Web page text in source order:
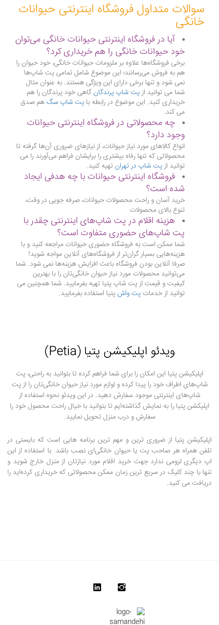
سوالات متداول فروشگاه اینترنتی حیوانات
خانگی
آیا در فروشگاه اینترنتی حیوانات خانگی می‌توان
خود حیوانات خانگی را هم خریداری کرد؟
برخی فروشگاه‌ها علاوه بر ملزومات حیوانات خانگی، خود حیوان را
هم به فروش می‌رسانند؛ این موضوع شامل تمامی پت شاپ‌ها
نمی شود و تنها برخی دارای این ویژگی هستند. به عنوان مثال
شما می توانید ازپت شاپ پرندگانگاهی خود پرندگان را هم
خریداری کنید. این موضوع در رابطه با پت شاپ سگهم صدق
می کند.
چه محصولاتی در فروشگاه اینترنتی حیوانات
وجود دارد؟
انواع کالاهای مورد نیاز حیوانات، از نیازهای ضروری آن‌ها گرفته تا
محصولاتی که تنها رفاه بیشتری را برایشان فراهم می‌آورند را می
توانید ازپت شاپ در تهرانتهیه کنید.
فروشگاه اینترنتی حیوانات با چه هدفی ایجاد
شده است؟
خرید آسان و راحت محصولات حیوانات، صرفه جویی در وقت،
تنوع بالای محصولات
هزینه اقلام در پت شاپ‌های اینترنتی چقدر با
پت شاپ‌های حضوری متفاوت است؟
شما ممکن است به فروشگاه حضوری حیوانات مراجعه کنید و با
هزینه‌هایی بسیار گران‌تر از فروشگاه‌های آنلاین مواجه شوید!
صرفا آنلاین بودن فروشگاه باعث افزایش هزینه‌ها نمی شود. شما
می‌توانید محصولات مورد نیاز حیوان خانگی‌تان را با بهترین
کیفیت و قیمت از پت شاپ پتیا تهیه بفرمایید. شما همچنین می
توانید از خدماتپت واشپتیا استفاده بفرمایید.
ویدئو اپلیکیشن پتیا (Petia)
اپلیکیشن پتیا این امکان را برای شما فراهم کرده تا بتوانید به راحتی، پت
شاپ‌های اطراف خود را پیدا کرده و لوازم مورد نیاز حیوان خانگی‌تان را از پت
شاپ‌های اینترنتی موجود سفارش دهید. در این ویدئو نحوه استفاده از
اپلیکشن پتیا را به نمایش گذاشته‌ایم تا بتوانید با خیال راحت محصول خود را
سفارش و درب منزل تحویل نمایید.
اپلیکیشن پتیا از ضروری ترین و مهم ترین برنامه هایی است که بایستی در
تلفن همراه هر صاحب پت یا حیوان خانگی‌ای نصب باشد. با استفاده از این
اپ دیگری لزومی ندارد جهت خرید اقلام مورد نیازتان از منزل خارج شوید و
تنها با چند کلیک در سریع ترین زمان ممکن محصولاتی که خریداری کرده‌اید را
دریافت می کنید.